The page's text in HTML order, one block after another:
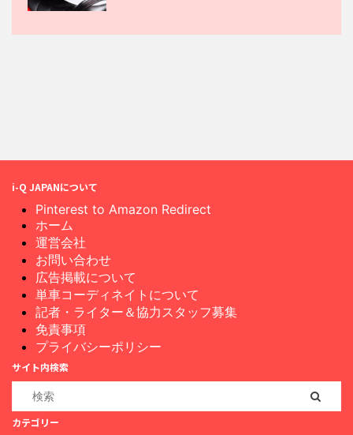
i-Q JAPANについて
Pinterest to Amazon Redirect
ホーム
運営会社
お問い合わせ
広告掲載について
単車コーディネイトについて
記者・ライター＆協力スタッフ募集
免責事項
プライバシーポリシー
サイト内検索
カテゴリー